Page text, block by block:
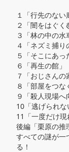
１「行先のない
２「闇をはぐく
３「林の中の水
４「ネズミ捕り
５「そこにあっ
６「再生の館」
７「おじさんの
８「部屋をつな
９「殺人現場へ
10「逃げられな
11「一度だけ現
後編「栗原の推
すべての謎が一
る！